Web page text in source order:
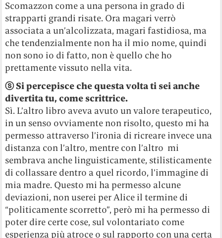
Scomazzon come a una persona in grado di
strapparti grandi risate. Ora magari verrò
associata a un’alcolizzata, magari fastidiosa, ma
che tendenzialmente non ha il mio nome, quindi
non sono io di fatto, non è quello che ho
prettamente vissuto nella vita.
ⓢSi percepisce che questa volta ti sei anche
divertita tu, come scrittrice.
Sì. L’altro libro aveva avuto un valore terapeutico,
in un senso ovviamente non risolto, questo mi ha
permesso attraverso l’ironia di ricreare invece una
distanza con l’altro, mentre con l’altro mi
sembrava anche linguisticamente, stilisticamente
di collassare dentro a quel ricordo, l’immagine di
mia madre. Questo mi ha permesso alcune
deviazioni, non userei per Alice il termine di
“politicamente scorretto”, però mi ha permesso di
poter dire certe cose, sul volontariato come
esperienza più atroce o sul rapporto con una certa